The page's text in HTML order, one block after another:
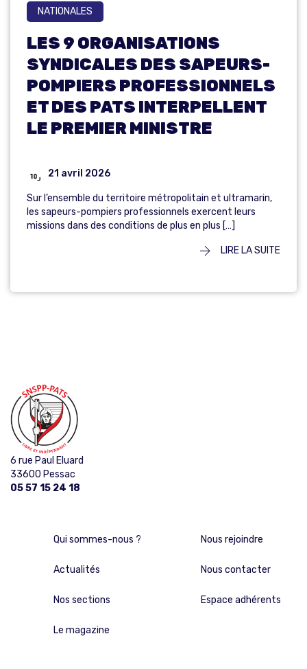
NATIONALES
LES 9 ORGANISATIONS
SYNDICALES DES SAPEURS-
POMPIERS PROFESSIONNELS
ET DES PATS INTERPELLENT
LE PREMIER MINISTRE
21 avril 2026
Sur l’ensemble du territoire métropolitain et ultramarin,
les sapeurs-pompiers professionnels exercent leurs
missions dans des conditions de plus en plus […]
LIRE LA SUITE
6 rue Paul Eluard
33600 Pessac
05 57 15 24 18
Qui sommes-nous ?
Actualités
Nos sections
Le magazine
Nous rejoindre
Nous contacter
Espace adhérents